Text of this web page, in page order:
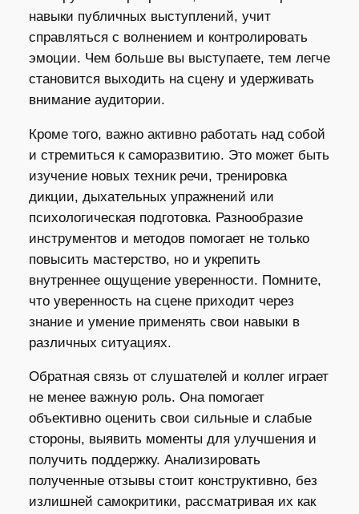
навыки публичных выступлений, учит
справляться с волнением и контролировать
эмоции. Чем больше вы выступаете, тем легче
становится выходить на сцену и удерживать
внимание аудитории.
Кроме того, важно активно работать над собой
и стремиться к саморазвитию. Это может быть
изучение новых техник речи, тренировка
дикции, дыхательных упражнений или
психологическая подготовка. Разнообразие
инструментов и методов помогает не только
повысить мастерство, но и укрепить
внутреннее ощущение уверенности. Помните,
что уверенность на сцене приходит через
знание и умение применять свои навыки в
различных ситуациях.
Обратная связь от слушателей и коллег играет
не менее важную роль. Она помогает
объективно оценить свои сильные и слабые
стороны, выявить моменты для улучшения и
получить поддержку. Анализировать
полученные отзывы стоит конструктивно, без
излишней самокритики, рассматривая их как